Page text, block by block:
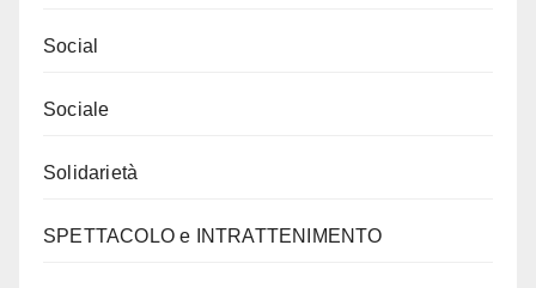
Social
Sociale
Solidarietà
SPETTACOLO e INTRATTENIMENTO